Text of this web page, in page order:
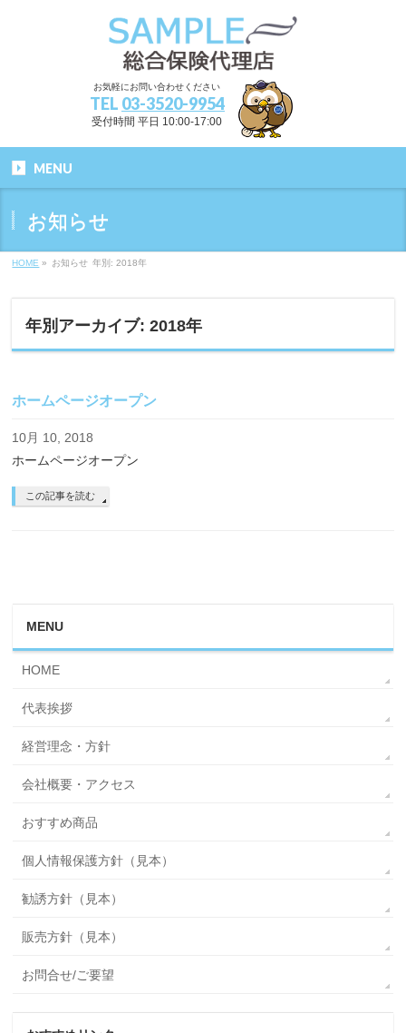
お気軽にお問い合わせください
TEL 03-3520-9954
受付時間 平日 10:00-17:00
MENU
お知らせ
HOME » お知らせ 年別: 2018年
年別アーカイブ: 2018年
ホームページオープン
10月 10, 2018
ホームページオープン
この記事を読む
MENU
HOME
代表挨拶
経営理念・方針
会社概要・アクセス
おすすめ商品
個人情報保護方針（見本）
勧誘方針（見本）
販売方針（見本）
お問合せ/ご要望